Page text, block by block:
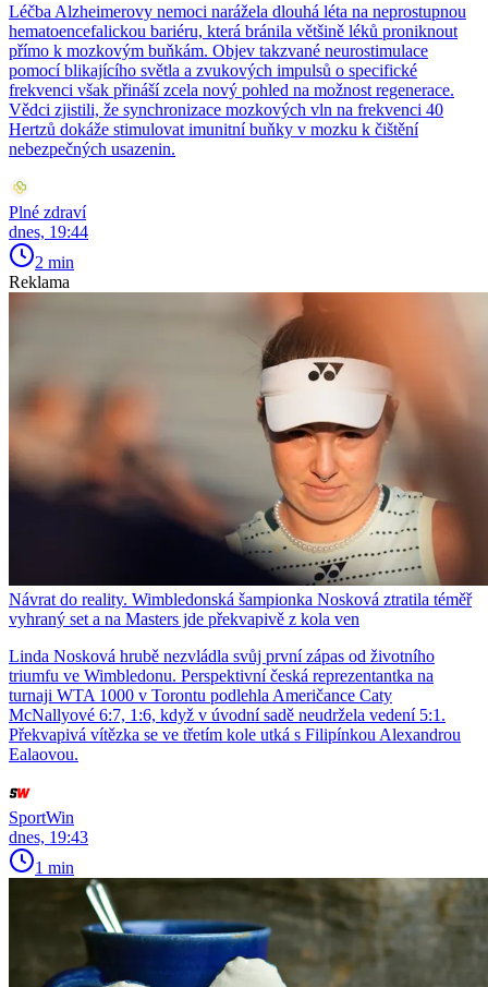
Léčba Alzheimerovy nemoci narážela dlouhá léta na neprostupnou
hematoencefalickou bariéru, která bránila většině léků proniknout
přímo k mozkovým buňkám. Objev takzvané neurostimulace
pomocí blikajícího světla a zvukových impulsů o specifické
frekvenci však přináší zcela nový pohled na možnost regenerace.
Vědci zjistili, že synchronizace mozkových vln na frekvenci 40
Hertzů dokáže stimulovat imunitní buňky v mozku k čištění
nebezpečných usazenin.
Plné zdraví
dnes, 19:44
2 min
Reklama
Návrat do reality. Wimbledonská šampionka Nosková ztratila téměř
vyhraný set a na Masters jde překvapivě z kola ven
Linda Nosková hrubě nezvládla svůj první zápas od životního
triumfu ve Wimbledonu. Perspektivní česká reprezentantka na
turnaji WTA 1000 v Torontu podlehla Američance Caty
McNallyové 6:7, 1:6, když v úvodní sadě neudržela vedení 5:1.
Překvapivá vítězka se ve třetím kole utká s Filipínkou Alexandrou
Ealaovou.
SportWin
dnes, 19:43
1 min